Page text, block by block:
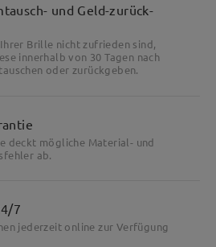
und Geld-zurück-
Brille nicht zufrieden sind,
innerhalb von 30 Tagen nach
oder zurückgeben.
deckt mögliche Material- und
ab.
7
jederzeit online zur Verfügung